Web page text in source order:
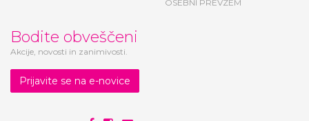
Akcije, novosti in zanimivosti.
Prijavite se na e-novice